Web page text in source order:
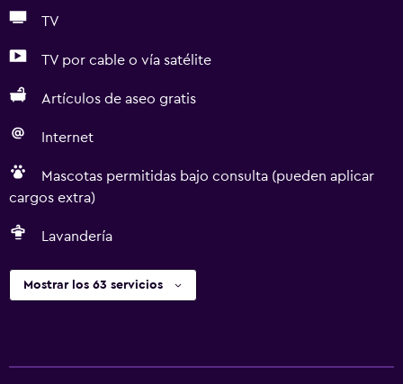
TV
TV por cable o vía satélite
Artículos de aseo gratis
Internet
Mascotas permitidas bajo consulta (pueden aplicar
cargos extra)
Lavandería
Mostrar los 63 servicios